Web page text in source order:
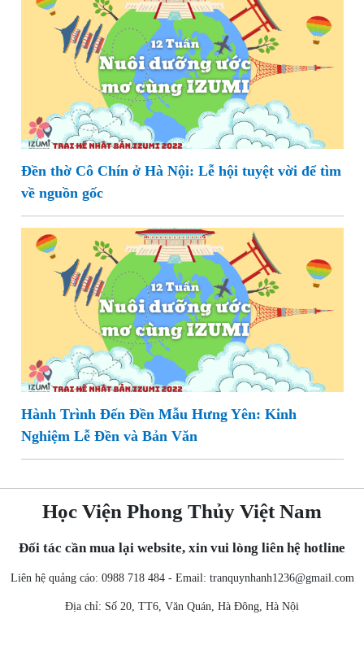
Đền thờ Cô Chín ở Hà Nội: Lễ hội tuyệt vời để tìm
về nguồn gốc
Hành Trình Đến Đền Mẫu Hưng Yên: Kinh
Nghiệm Lễ Đền và Bản Văn
Học Viện Phong Thủy Việt Nam
Đối tác cần mua lại website, xin vui lòng liên hệ hotline
Liên hệ quảng cáo: 0988 718 484 - Email: tranquynhanh1236@gmail.com
Địa chỉ: Số 20, TT6, Văn Quán, Hà Đông, Hà Nội